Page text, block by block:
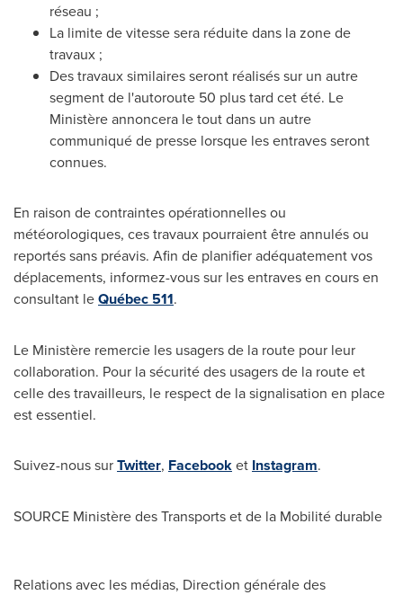
réseau ;
La limite de vitesse sera réduite dans la zone de
travaux ;
Des travaux similaires seront réalisés sur un autre
segment de l'autoroute 50 plus tard cet été. Le
Ministère annoncera le tout dans un autre
communiqué de presse lorsque les entraves seront
connues.
En raison de contraintes opérationnelles ou
météorologiques, ces travaux pourraient être annulés ou
reportés sans préavis. Afin de planifier adéquatement vos
déplacements, informez-vous sur les entraves en cours en
consultant leQuébec 511.
Le Ministère remercie les usagers de la route pour leur
collaboration. Pour la sécurité des usagers de la route et
celle des travailleurs, le respect de la signalisation en place
est essentiel.
Suivez-nous surTwitter, Facebooket Instagram.
SOURCE Ministère des Transports et de la Mobilité durable
Relations avec les médias, Direction générale des